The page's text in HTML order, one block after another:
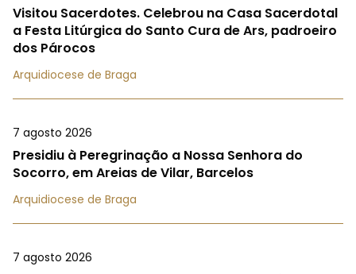
Visitou Sacerdotes. Celebrou na Casa Sacerdotal
a Festa Litúrgica do Santo Cura de Ars, padroeiro
dos Párocos
Arquidiocese de Braga
7 agosto 2026
Presidiu à Peregrinação a Nossa Senhora do
Socorro, em Areias de Vilar, Barcelos
Arquidiocese de Braga
7 agosto 2026